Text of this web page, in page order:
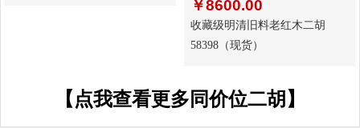
￥8600.00
收藏级明清旧料老红木二胡
58398（现货）
【点我查看更多同价位二胡】